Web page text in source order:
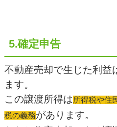
5.確定申告
不動産売却で生じた利益
ます。
この譲渡所得は 所得税や住
税の義務があります。